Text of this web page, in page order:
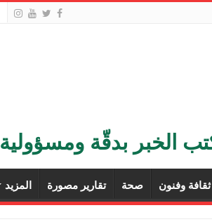
الخبر بدقّة ومسؤولية
ثقافة وفنون صحة تقارير مصورة المزيد